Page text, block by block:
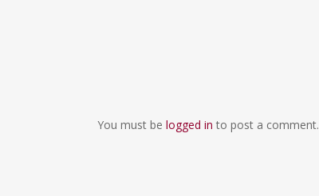
You must be logged in to post a comment.